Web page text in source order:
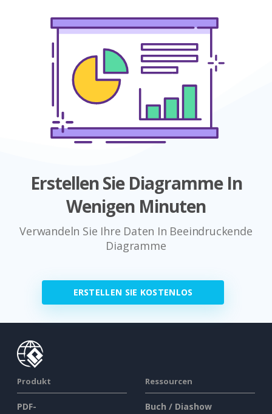
Erstellen Sie Diagramme In
Wenigen Minuten
Verwandeln Sie Ihre Daten In Beeindruckende
Diagramme
ERSTELLEN SIE KOSTENLOS
Produkt
PDF-
Ressourcen
Buch / Diashow